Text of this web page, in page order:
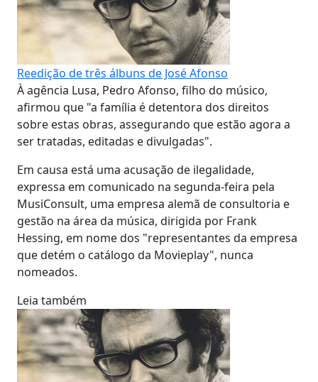
Reedição de três álbuns de José Afonso
À agência Lusa, Pedro Afonso, filho do músico,
afirmou que "a família é detentora dos direitos
sobre estas obras, assegurando que estão agora a
ser tratadas, editadas e divulgadas".
Em causa está uma acusação de ilegalidade,
expressa em comunicado na segunda-feira pela
MusiConsult, uma empresa alemã de consultoria e
gestão na área da música, dirigida por Frank
Hessing, em nome dos "representantes da empresa
que detém o catálogo da Movieplay", nunca
nomeados.
Leia também